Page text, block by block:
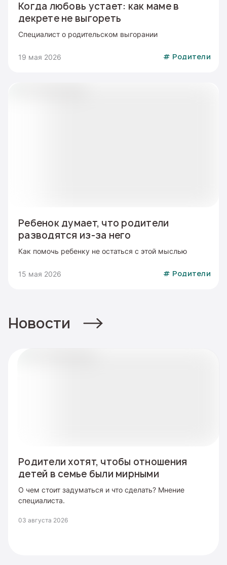
Когда любовь устает: как маме в
декрете не выгореть
Специалист о родительском выгорании
19 мая 2026 # Родители
Ребенок думает, что родители
разводятся из-за него
Как помочь ребенку не остаться с этой мыслью
15 мая 2026 # Родители
Новости
Родители хотят, чтобы отношения
детей в семье были мирными
О чем стоит задуматься и что сделать? Мнение
специалиста.
03 августа 2026